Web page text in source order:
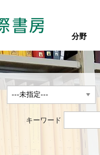
分野
キーワード